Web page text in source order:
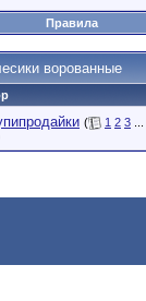
Правила
ворованные
( 1 2 3